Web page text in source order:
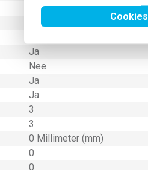
Nee
Mat
Ja
Nee
Ja
Ja
3
3
0 Millimeter (mm)
0
0